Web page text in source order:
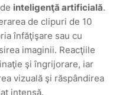
inteligenţă artificială.
de clipuri de 10
înfăţişare sau cu
imaginii. Reacţiile
şi îngrijorare, iar
vizuală şi răspândirea
intensă.